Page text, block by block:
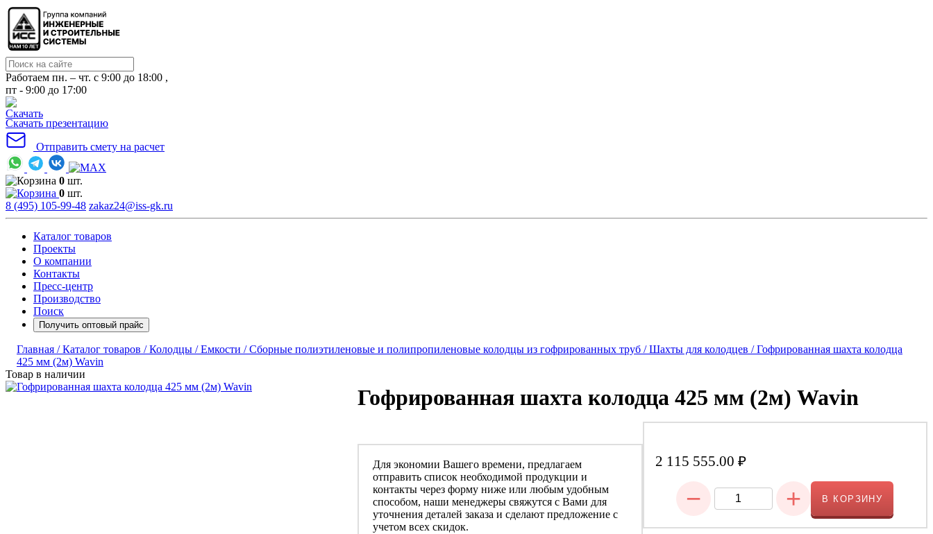
Работаем пн. – чт. с 9:00 до 18:00 ,
пт - 9:00 до 17:00
Скачать презентацию
Отправить смету на расчет
0 шт.
0 шт.
8 (495) 105-99-48 zakaz24@iss-gk.ru
Каталог товаров
Проекты
О компании
Контакты
Пресс-центр
Производство
Поиск
Получить оптовый прайс
Главная /Каталог товаров /Колодцы / Емкости /Сборные полиэтиленовые и полипропиленовые колодцы из гофрированных труб /Шахты для колодцев /Гофрированная шахта колодца
425 мм (2м) Wavin
Товар в наличии
Гофрированная шахта колодца 425 мм (2м) Wavin
Для экономии Вашего времени, предлагаем
отправить список необходимой продукции и
контакты через форму ниже или любым удобным
способом, наши менеджеры свяжутся с Вами для
уточнения деталей заказа и сделают предложение с
учетом всех скидок.
2 115 555.00 ₽
− + В КОРЗИНУ